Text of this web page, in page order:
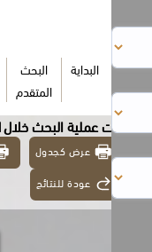
البداية
البحث
بحث
المحتوى
البحث خلال0,061ثانية
عرض كجدول طباعة
عودة للنتائج